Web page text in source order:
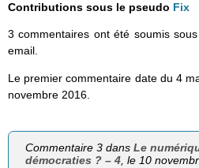
Contributions sous le pseudo Fix
3 commentaires ont été soumis
email.
Le premier commentaire date du 4
novembre 2016.
Commentaire 3 dansLe
démocraties ? – 4, le 10